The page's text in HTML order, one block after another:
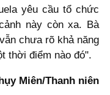
yêu cầu tổ chức
này còn xa. Bà
chưa rõ khả năng
thời điểm nào đó".
Miên/Thanh niên